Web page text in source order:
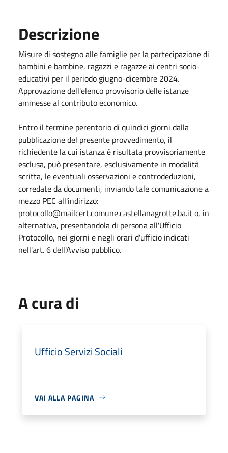
Descrizione
Misure di sostegno alle famiglie per la partecipazione di
bambini e bambine, ragazzi e ragazze ai centri socio-
educativi per il periodo giugno-dicembre 2024.
Approvazione dell'elenco provvisorio delle istanze
ammesse al contributo economico.
Entro il termine perentorio di quindici giorni dalla
pubblicazione del presente provvedimento, il
richiedente la cui istanza è risultata provvisoriamente
esclusa, può presentare, esclusivamente in modalità
scritta, le eventuali osservazioni e controdeduzioni,
corredate da documenti, inviando tale comunicazione a
mezzo PEC all'indirizzo:
protocollo@mailcert.comune.castellanagrotte.ba.it o, in
alternativa, presentandola di persona all'Ufficio
Protocollo, nei giorni e negli orari d'ufficio indicati
nell'art. 6 dell'Avviso pubblico.
A cura di
Ufficio Servizi Sociali
VAI ALLA PAGINA